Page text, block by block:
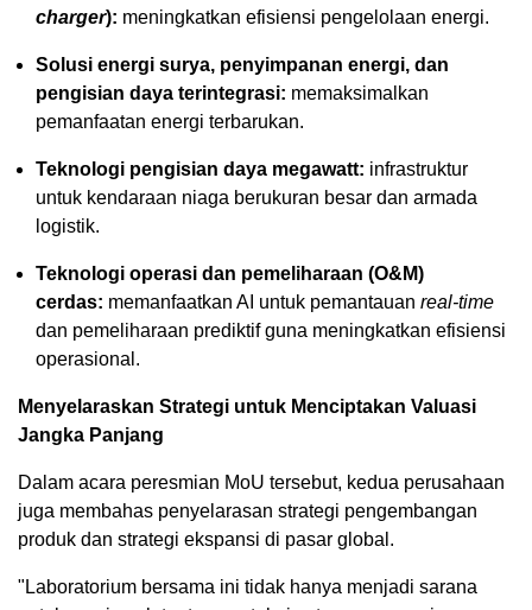
charger): meningkatkan efisiensi pengelolaan energi.
Solusi energi surya, penyimpanan energi, dan
pengisian daya terintegrasi: memaksimalkan
pemanfaatan energi terbarukan.
Teknologi pengisian daya megawatt: infrastruktur
untuk kendaraan niaga berukuran besar dan armada
logistik.
Teknologi operasi dan pemeliharaan (O&M)
cerdas: memanfaatkan AI untuk pemantauan real-time
dan pemeliharaan prediktif guna meningkatkan efisiensi
operasional.
Menyelaraskan Strategi untuk Menciptakan Valuasi
Jangka Panjang
Dalam acara peresmian MoU tersebut, kedua perusahaan
juga membahas penyelarasan strategi pengembangan
produk dan strategi ekspansi di pasar global.
"Laboratorium bersama ini tidak hanya menjadi sarana